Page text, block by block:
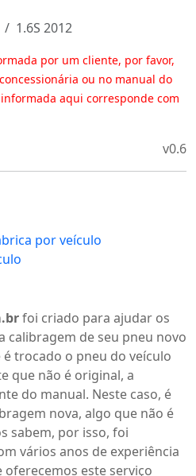
1.6S 2012
por um cliente, por favor,
ou no manual do
aqui corresponde com
v0.6
por veículo
foi criado para ajudar os
calibragem de seu pneu novo
trocado o pneu do veículo
que não é original, a
do manual. Neste caso, é
nova, algo que não é
sabem, por isso, foi
vários anos de experiência
este serviço